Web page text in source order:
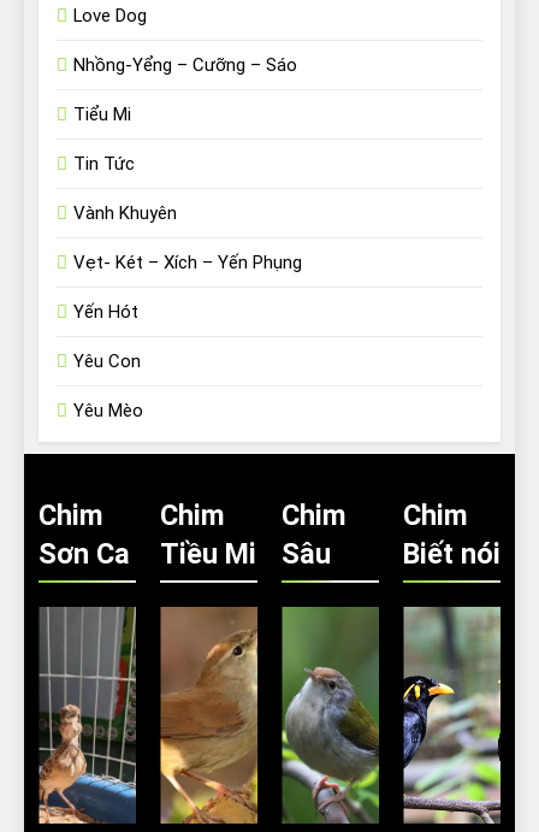
Love Dog
Nhồng-Yểng – Cưỡng – Sáo
Tiểu Mi
Tin Tức
Vành Khuyên
Vẹt- Két – Xích – Yến Phụng
Yến Hót
Yêu Con
Yêu Mèo
Chim
Sơn Ca
Chim
Tiều Mi
Chim
Sâu
Chim
Biết nói